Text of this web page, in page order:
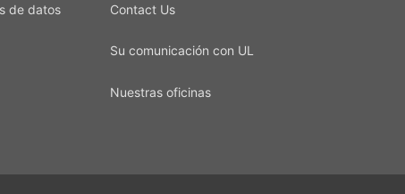
de datos Contact Us
Su comunicación con UL
Nuestras oficinas